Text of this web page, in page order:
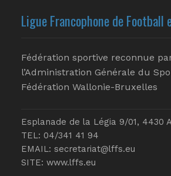
Ligue Francophone de Football
Fédération sportive reconnue
l’Administration Générale du
Fédération Wallonie-Bruxelles
Esplanade de la Légia 9/01, 4430
TEL: 04/341 41 94
EMAIL: secretariat@lffs.eu
SITE: www.lffs.eu